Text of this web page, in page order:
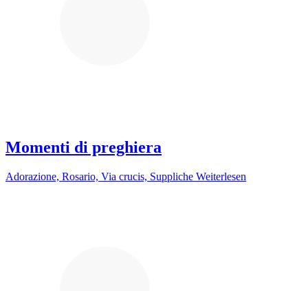
Momenti di preghiera
Adorazione, Rosario, Via crucis, Suppliche Weiterlesen